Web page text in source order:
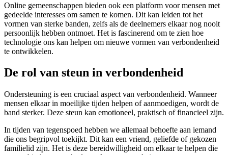
Online gemeenschappen bieden ook een platform voor mensen met
gedeelde interesses om samen te komen. Dit kan leiden tot het
vormen van sterke banden, zelfs als de deelnemers elkaar nog nooit
persoonlijk hebben ontmoet. Het is fascinerend om te zien hoe
technologie ons kan helpen om nieuwe vormen van verbondenheid
te ontwikkelen.
De rol van steun in verbondenheid
Ondersteuning is een cruciaal aspect van verbondenheid. Wanneer
mensen elkaar in moeilijke tijden helpen of aanmoedigen, wordt de
band sterker. Deze steun kan emotioneel, praktisch of financieel zijn.
In tijden van tegenspoed hebben we allemaal behoefte aan iemand
die ons begripvol toekijkt. Dit kan een vriend, geliefde of gekozen
familielid zijn. Het is deze bereidwilligheid om elkaar te helpen die